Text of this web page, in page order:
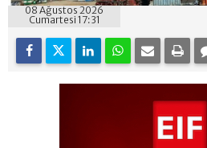
08 Ağustos 2026
Cumartesi 17:31